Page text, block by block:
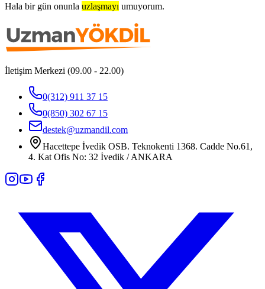
Hala bir gün onunla uzlaşmayı umuyorum.
İletişim Merkezi (09.00 - 22.00)
0(312) 911 37 15
0(850) 302 67 15
destek@uzmandil.com
Hacettepe İvedik OSB. Teknokenti 1368. Cadde No.61,
4. Kat Ofis No: 32 İvedik / ANKARA